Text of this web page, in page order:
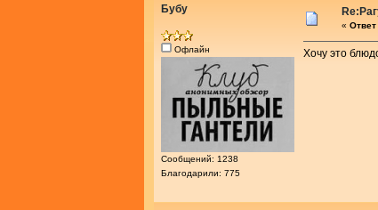
Бубу
Офлайн
Сообщений: 1238
Благодарили: 775
« Ответ
Хочу это